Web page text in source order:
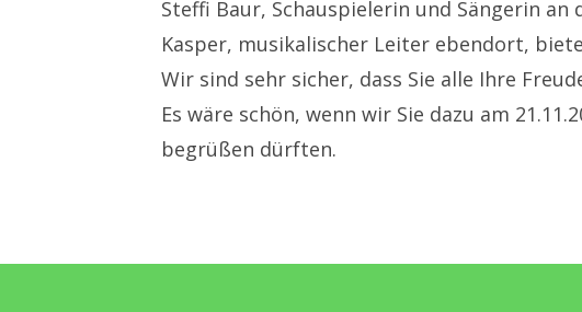
Steffi Baur, Schauspielerin und Sängerin an
Kasper, musikalischer Leiter ebendort,
Wir sind sehr sicher, dass Sie alle Ihre
Es wäre schön, wenn wir Sie dazu am
begrüßen dürften.